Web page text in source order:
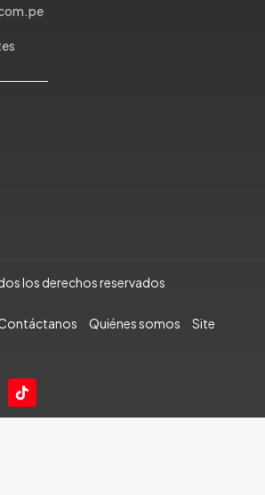
los derechos reservados
Quiénes somos
Site